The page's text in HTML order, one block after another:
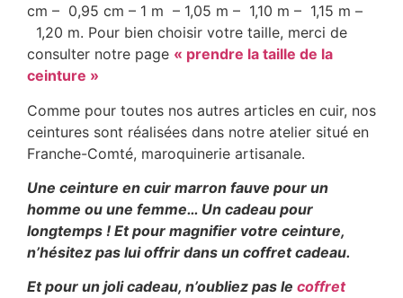
cm – 0,95 cm – 1 m – 1,05 m – 1,10 m – 1,15 m –
1,20 m. Pour bien choisir votre taille, merci de
consulter notre page « prendre la taille de la
ceinture »
Comme pour toutes nos autres articles en cuir, nos
ceintures sont réalisées dans notre atelier situé en
Franche-Comté, maroquinerie artisanale.
Une ceinture en cuir marron fauve pour un
homme ou une femme… Un cadeau pour
longtemps ! Et pour magnifier votre ceinture,
n’hésitez pas lui offrir dans un coffret cadeau.
Et pour un joli cadeau, n’oubliez pas le coffret